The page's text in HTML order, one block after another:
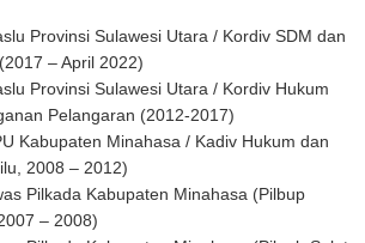
Provinsi Sulawesi Utara / Kordiv SDM dan
– April 2022)
Provinsi Sulawesi Utara / Kordiv Hukum
Pelangaran (2012-2017)
Kabupaten Minahasa / Kadiv Hukum dan
2008 – 2012)
Pilkada Kabupaten Minahasa (Pilbup
– 2008)